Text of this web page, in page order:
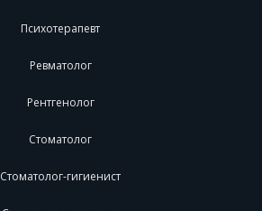
Психотерапевт
Ревматолог
Рентгенолог
Стоматолог
Стоматолог-гигиенист